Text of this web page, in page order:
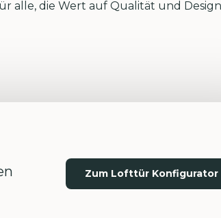
alle, die Wert auf Qualität und
Zum Lofttür Konfigurator